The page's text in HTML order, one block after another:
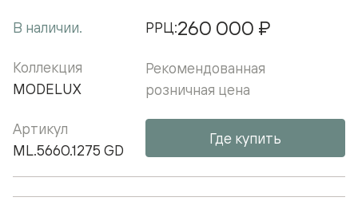
В наличии.
Коллекция
MODELUX
Артикул
ML.5660.1275 GD
РРЦ:260 000 ₽
Рекомендованная
розничная цена
Где купить